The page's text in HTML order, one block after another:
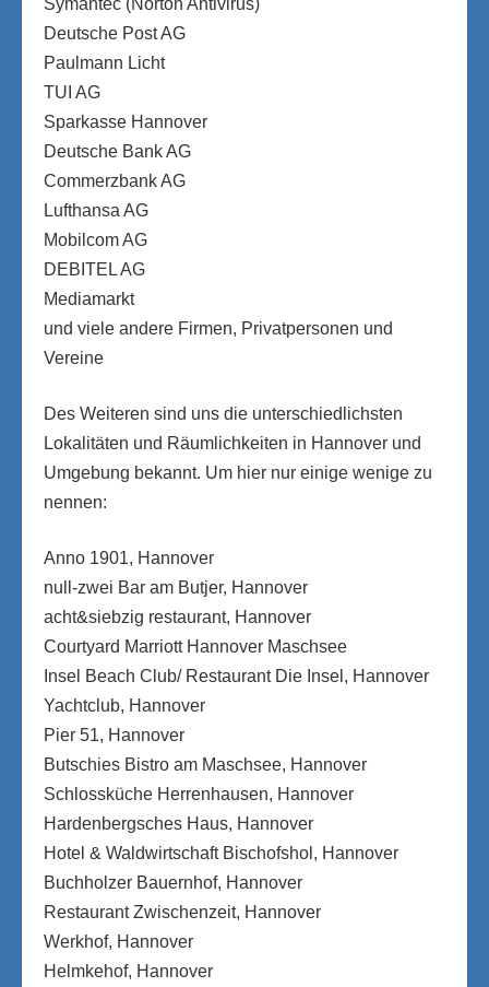
Symantec (Norton Antivirus)
Deutsche Post AG
Paulmann Licht
TUI AG
Sparkasse Hannover
Deutsche Bank AG
Commerzbank AG
Lufthansa AG
Mobilcom AG
DEBITEL AG
Mediamarkt
und viele andere Firmen, Privatpersonen und
Vereine
Des Weiteren sind uns die unterschiedlichsten
Lokalitäten und Räumlichkeiten in Hannover und
Umgebung bekannt. Um hier nur einige wenige zu
nennen:
Anno 1901, Hannover
null-zwei Bar am Butjer, Hannover
acht&siebzig restaurant, Hannover
Courtyard Marriott Hannover Maschsee
Insel Beach Club/ Restaurant Die Insel, Hannover
Yachtclub, Hannover
Pier 51, Hannover
Butschies Bistro am Maschsee, Hannover
Schlossküche Herrenhausen, Hannover
Hardenbergsches Haus, Hannover
Hotel & Waldwirtschaft Bischofshol, Hannover
Buchholzer Bauernhof, Hannover
Restaurant Zwischenzeit, Hannover
Werkhof, Hannover
Helmkehof, Hannover